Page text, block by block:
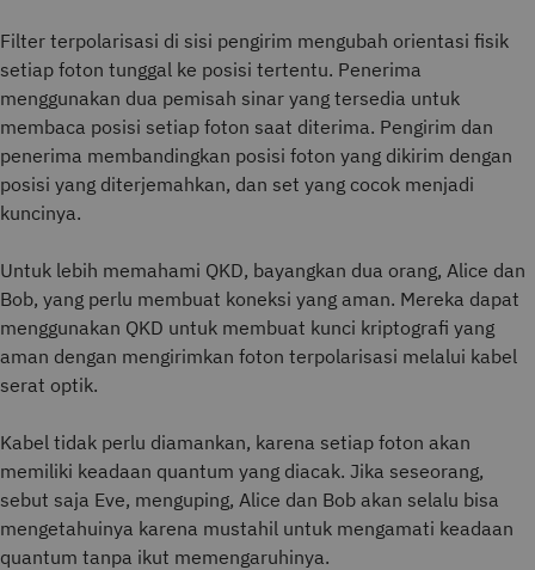
Filter terpolarisasi di sisi pengirim mengubah orientasi fisik
setiap foton tunggal ke posisi tertentu. Penerima
menggunakan dua pemisah sinar yang tersedia untuk
membaca posisi setiap foton saat diterima. Pengirim dan
penerima membandingkan posisi foton yang dikirim dengan
posisi yang diterjemahkan, dan set yang cocok menjadi
kuncinya.
Untuk lebih memahami QKD, bayangkan dua orang, Alice dan
Bob, yang perlu membuat koneksi yang aman. Mereka dapat
menggunakan QKD untuk membuat kunci kriptografi yang
aman dengan mengirimkan foton terpolarisasi melalui kabel
serat optik.
Kabel tidak perlu diamankan, karena setiap foton akan
memiliki keadaan quantum yang diacak. Jika seseorang,
sebut saja Eve, menguping, Alice dan Bob akan selalu bisa
mengetahuinya karena mustahil untuk mengamati keadaan
quantum tanpa ikut memengaruhinya.